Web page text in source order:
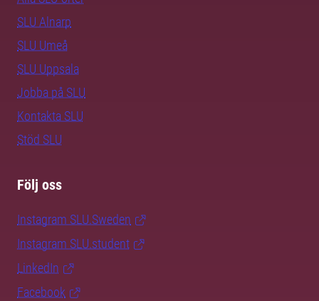
SLU Alnarp
SLU Umeå
SLU Uppsala
Jobba på SLU
Kontakta SLU
Stöd SLU
Följ oss
Instagram SLU.Sweden
Instagram SLU.student
LinkedIn
Facebook